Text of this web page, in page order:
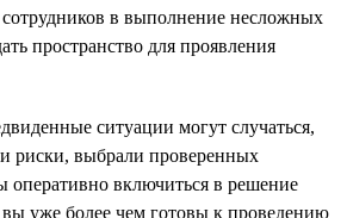
в выполнение несложных
пространство для проявления
ситуации могут случаться,
риски, выбрали проверенных
оперативно включиться в решение
уже более чем готовы к проведению